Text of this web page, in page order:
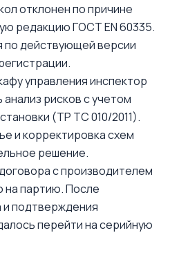
отклонен по причине
редакцию ГОСТ EN 60335.
по действующей версии
управления инспектор
рисков с учетом
(ТР ТС 010/2011).
и корректировка схем
решение.
с производителем
партию. После
и подтверждения
перейти на серийную